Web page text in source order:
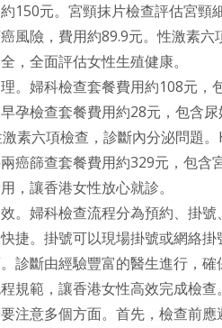
150元。宮頸抹片檢查評估宮
風險，費用約89.9元。性激素
，全面評估女性生殖健康。
。婦科檢查套餐費用約108元
孕檢查套餐費用約28元，包含
素六項檢查，診斷內分泌問題
癌篩查套餐費用約329元，包
，讓香港女性放心就診。
。婦科檢查流程分為預約、掛
捷。掛號可以現場掛號或網絡
診斷由經驗豐富的醫生進行，
規範，讓香港女性高效完成檢查。
注意多個方面。首先，檢查前